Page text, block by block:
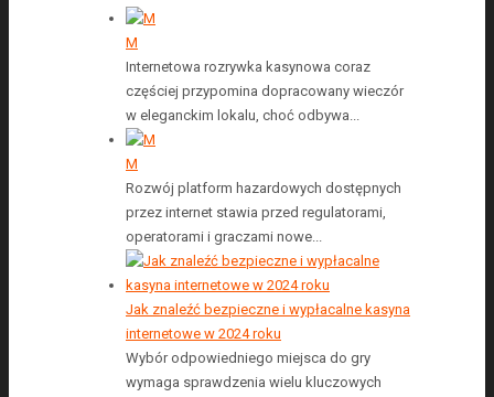
M
Internetowa rozrywka kasynowa coraz
częściej przypomina dopracowany wieczór
w eleganckim lokalu, choć odbywa...
M
Rozwój platform hazardowych dostępnych
przez internet stawia przed regulatorami,
operatorami i graczami nowe...
Jak znaleźć bezpieczne i wypłacalne kasyna
internetowe w 2024 roku
Wybór odpowiedniego miejsca do gry
wymaga sprawdzenia wielu kluczowych